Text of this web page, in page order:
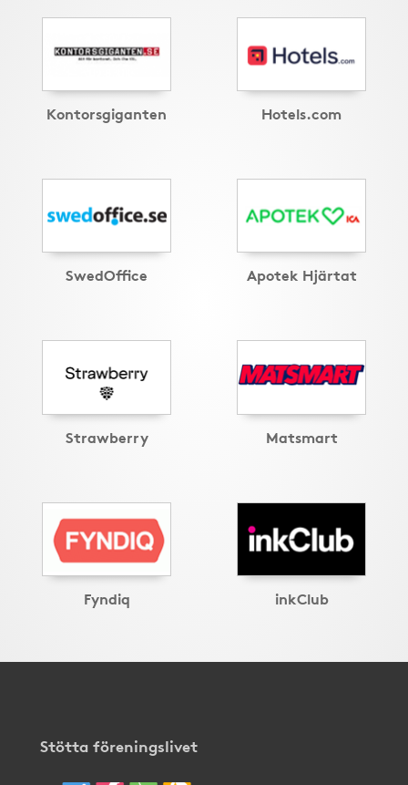
Kontorsgiganten Hotels.com
SwedOffice Apotek Hjärtat
Strawberry Matsmart
Fyndiq inkClub
Stötta föreningslivet